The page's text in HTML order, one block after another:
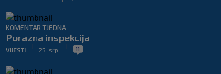
KOMENTAR TJEDNA
Porazna inspekcija
VIJESTI
|
25. srp.
| 11